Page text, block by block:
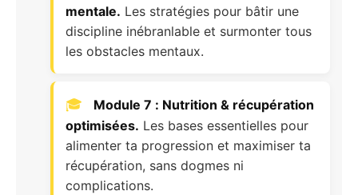
mentale. Les stratégies pour bâtir une
discipline inébranlable et surmonter tous
les obstacles mentaux.
Module 7 : Nutrition & récupération
optimisées. Les bases essentielles pour
alimenter ta progression et maximiser ta
récupération, sans dogmes ni
complications.